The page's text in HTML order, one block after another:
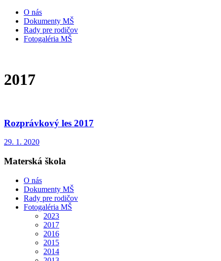
O nás
Dokumenty MŠ
Rady pre rodičov
Fotogaléria MŠ
2017
Rozprávkový les 2017
29. 1. 2020
Materská škola
O nás
Dokumenty MŠ
Rady pre rodičov
Fotogaléria MŠ
2023
2017
2016
2015
2014